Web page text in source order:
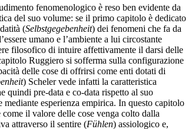
fenomenologico è reso ben evidente da
del suo volume: se il primo capitolo è dedicato
(Selbstgegebenheit) dei fenomeni che fa da
umano e l’ambiente a lui circostante
filosofico di intuire affettivamente il darsi delle
Ruggiero si sofferma sulla configurazione
delle cose di offrirsi come enti dotati di
) Scheler vede infatti la caratteristica
quindi pre-data e co-data rispetto al suo
mediante esperienza empirica. In questo capitolo
il valore delle cose venga colto dalla
attraverso il sentire (Fühlen) assiologico e,